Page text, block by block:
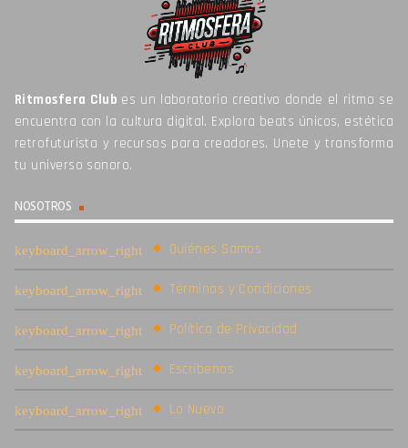
Ritmosfera Club es un laboratorio creativo donde el ritmo se
encuentra con la cultura digital. Explora beats únicos, estética
retrofuturista y recursos para creadores. Unete y transforma
tu universo sonoro.
NOSOTROS
Quiénes Somos
Términos y Condiciones
Política de Privacidad
Escríbenos
Lo Nuevo